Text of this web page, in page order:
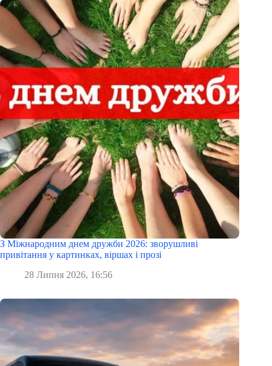
З Міжнародним днем дружби 2026: зворушливі
привітання у картинках, віршах і прозі
28 Липня 2026, 16:56